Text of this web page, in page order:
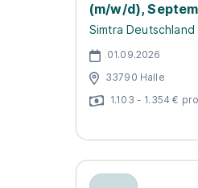
(m/w/d),
Simtra Deutschland
01.09.2026
33790 Halle
1.103 - 1.354 €